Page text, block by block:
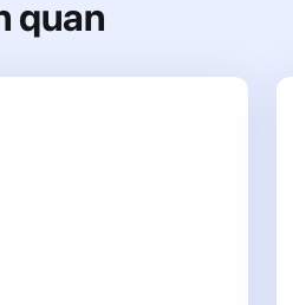
quan